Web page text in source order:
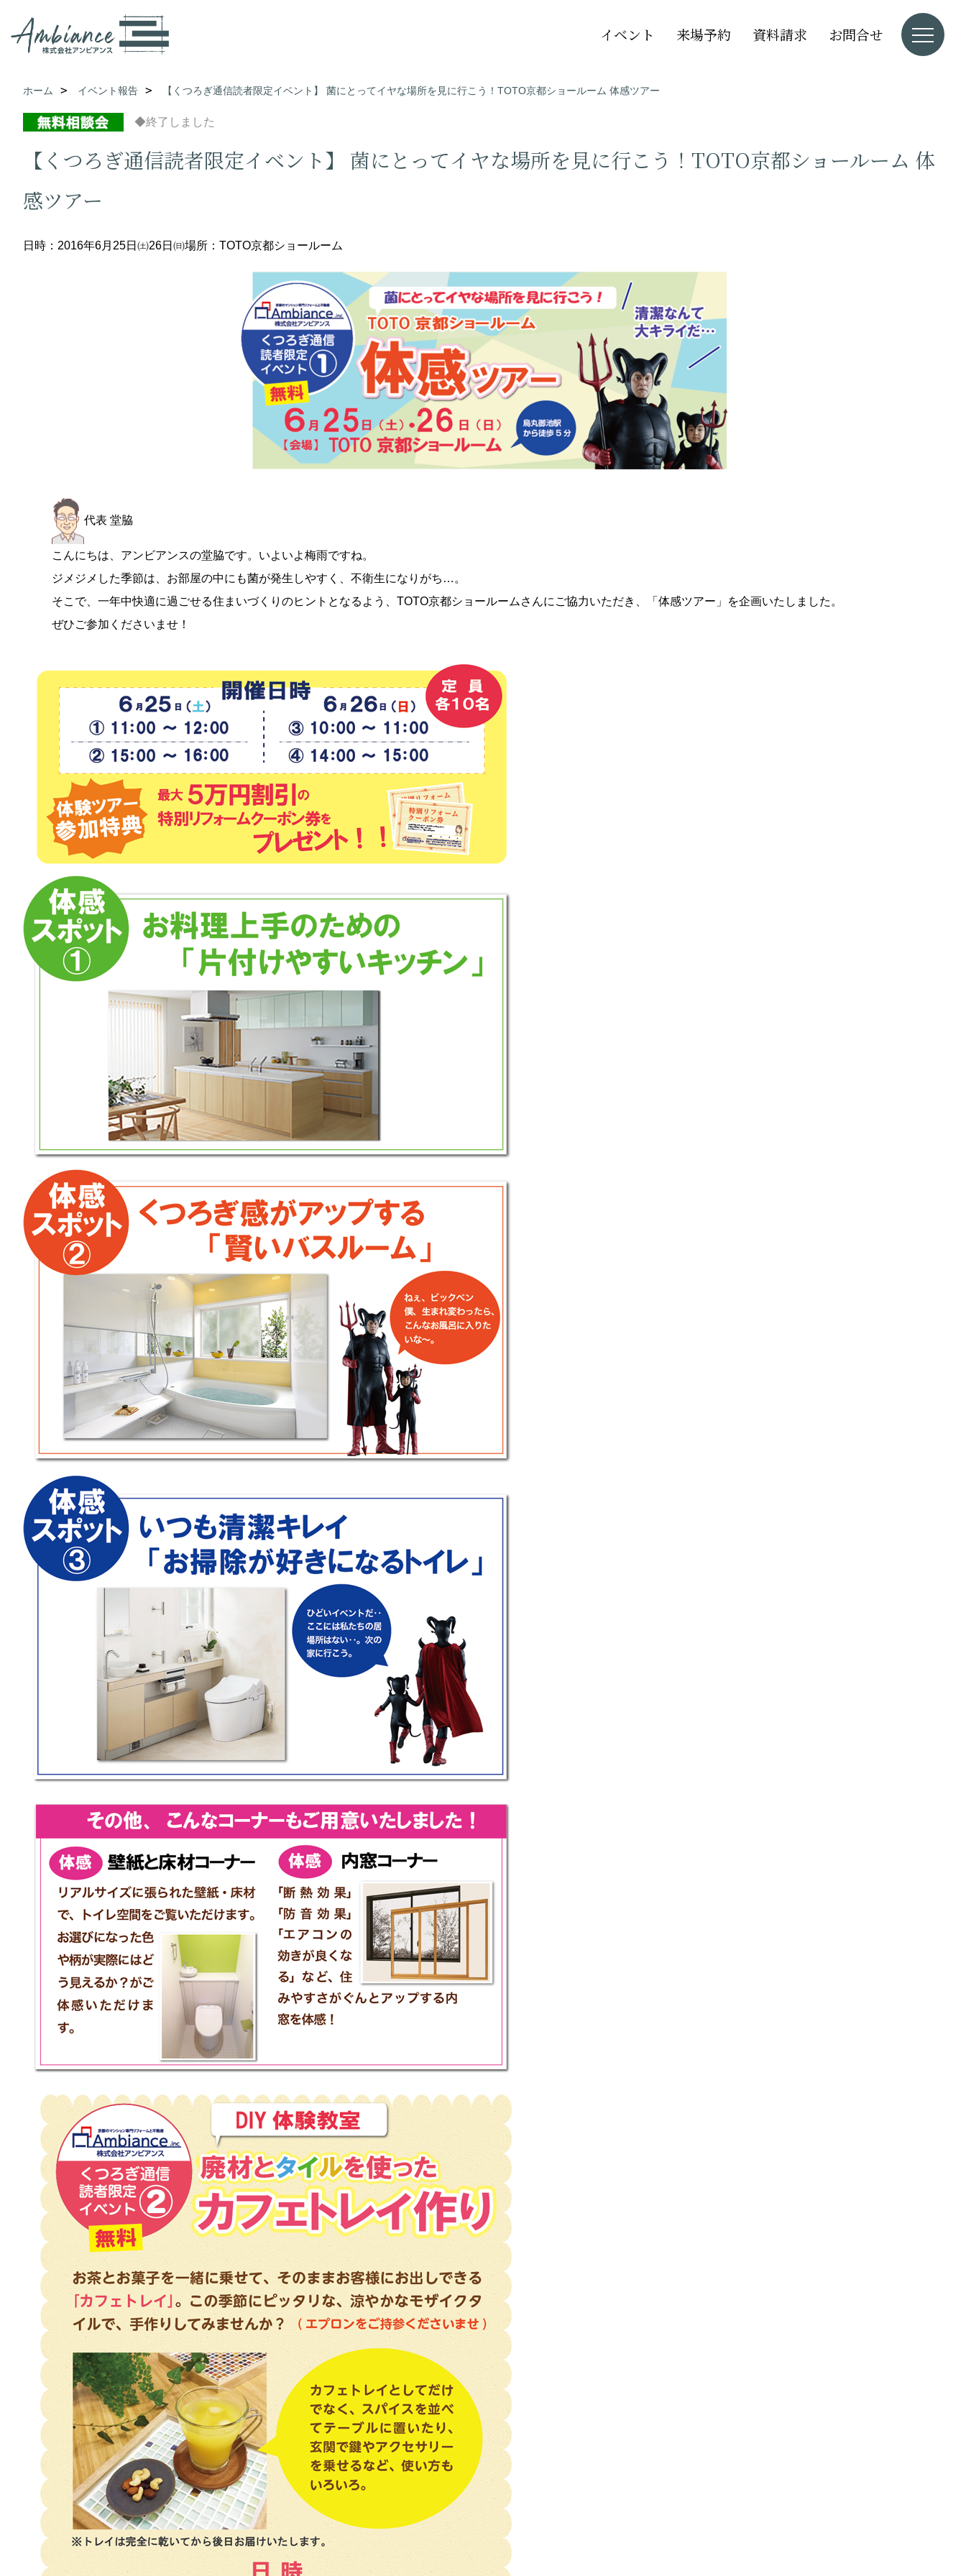
イベント 来場予約 資料請求 お問合せ
ホーム イベント報告 【くつろぎ通信読者限定イベント】 菌にとってイヤな場所を見に行こう！TOTO京都ショールーム 体感ツアー
◆終了しました
【くつろぎ通信読者限定イベント】 菌にとってイヤな場所を見に行こう！TOTO京都ショールーム 体
感ツアー
日時：2016年6月25日㈯26日㈰場所：TOTO京都ショールーム
代表 堂脇
こんにちは、アンビアンスの堂脇です。いよいよ梅雨ですね。
ジメジメした季節は、お部屋の中にも菌が発生しやすく、不衛生になりがち…。
そこで、一年中快適に過ごせる住まいづくりのヒントとなるよう、 TOTO京都ショールームさんにご協力いただき、「体感ツアー」を企画いたしました。
ぜひご参加くださいませ！